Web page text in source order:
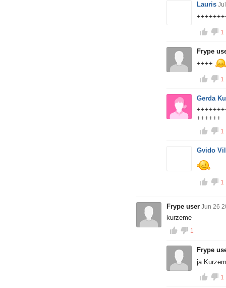
Lauris
1
Frype
++++
1
Gerda
++++++
1
Gvido
1
Frype user Jun 26
kurzeme
1
Frype
ja
1